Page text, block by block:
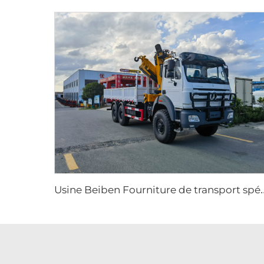
sine Beiben Fourniture de